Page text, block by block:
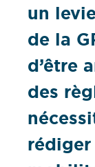
un
de la
d’être
des
rédiger